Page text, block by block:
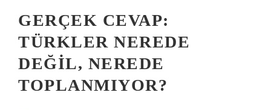
GERÇEK CEVAP:
TÜRKLER NEREDE
DEĞIL, NEREDE
TOPLANMIYOR?